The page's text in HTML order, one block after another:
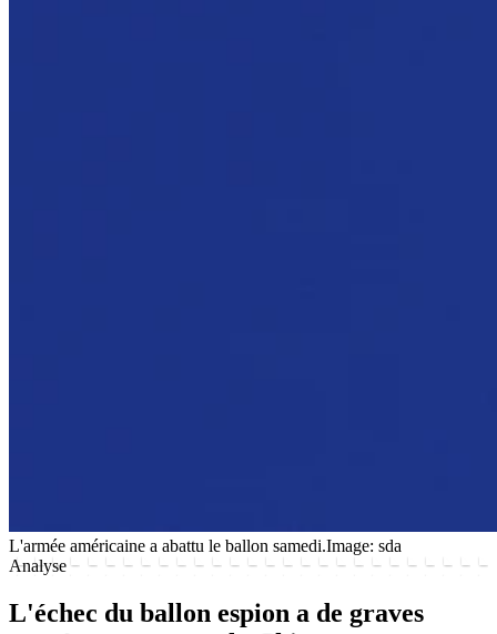
L'armée américaine a abattu le ballon samedi.Image: sda
Analyse
L'échec du ballon espion a de graves